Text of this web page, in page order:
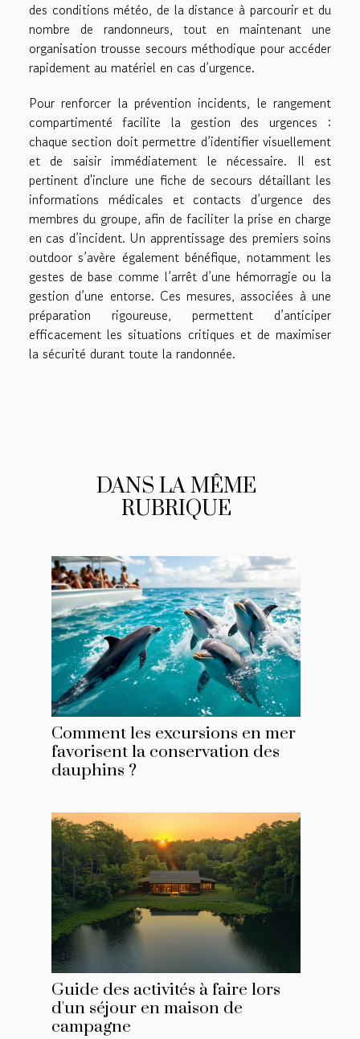
des conditions météo, de la distance à parcourir et du
nombre de randonneurs, tout en maintenant une
organisation trousse secours méthodique pour accéder
rapidement au matériel en cas d’urgence.
Pour renforcer la prévention incidents, le rangement
compartimenté facilite la gestion des urgences :
chaque section doit permettre d’identifier visuellement
et de saisir immédiatement le nécessaire. Il est
pertinent d'inclure une fiche de secours détaillant les
informations médicales et contacts d’urgence des
membres du groupe, afin de faciliter la prise en charge
en cas d’incident. Un apprentissage des premiers soins
outdoor s’avère également bénéfique, notamment les
gestes de base comme l’arrêt d’une hémorragie ou la
gestion d’une entorse. Ces mesures, associées à une
préparation rigoureuse, permettent d’anticiper
efficacement les situations critiques et de maximiser
la sécurité durant toute la randonnée.
DANS LA MÊME
RUBRIQUE
Comment les excursions en mer
favorisent la conservation des
dauphins ?
Guide des activités à faire lors
d'un séjour en maison de
campagne